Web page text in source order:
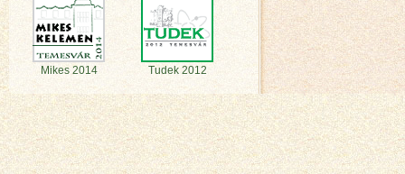
Mikes 2014 Tudek 2012